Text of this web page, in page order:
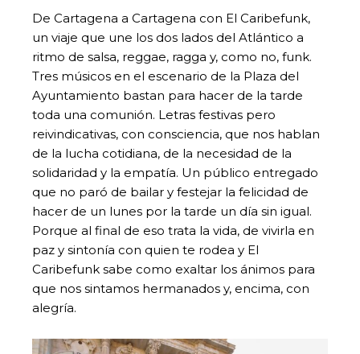
De Cartagena a Cartagena con El Caribefunk,
un viaje que une los dos lados del Atlántico a
ritmo de salsa, reggae, ragga y, como no, funk.
Tres músicos en el escenario de la Plaza del
Ayuntamiento bastan para hacer de la tarde
toda una comunión. Letras festivas pero
reivindicativas, con consciencia, que nos hablan
de la lucha cotidiana, de la necesidad de la
solidaridad y la empatía. Un público entregado
que no paró de bailar y festejar la felicidad de
hacer de un lunes por la tarde un día sin igual.
Porque al final de eso trata la vida, de vivirla en
paz y sintonía con quien te rodea y El
Caribefunk sabe como exaltar los ánimos para
que nos sintamos hermanados y, encima, con
alegría.